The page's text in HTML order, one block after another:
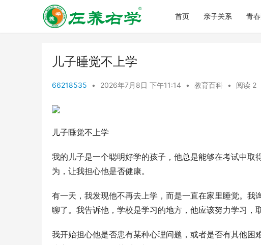
首页 亲子关系 青
儿子睡觉不上学
66218535 • 2026年7月8日 下午11:14 • 教育百科 • 阅读 2
儿子睡觉不上学
我的儿子是一个聪明好学的孩子，他总是能够在考试中
为，让我担心他是否健康。
有一天，我发现他不再去上学，而是一直在家里睡觉。
聊了。我告诉他，学校是学习的地方，他应该努力学习，
我开始担心他是否患有某种心理问题，或者是否有其他